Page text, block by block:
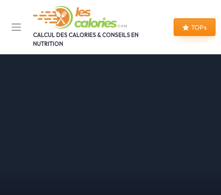
CALCUL DES CALORIES & CONSEILS EN
NUTRITION
TOPs
Panneau de gestion des cookies